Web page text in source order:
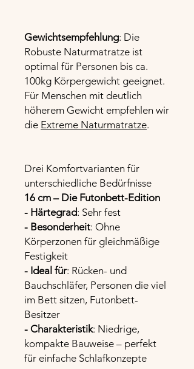
Gewichtsempfehlung: Die
Robuste Naturmatratze ist
optimal für Personen bis ca.
100kg Körpergewicht geeignet.
Für Menschen mit deutlich
höherem Gewicht empfehlen wir
die Extreme Naturmatratze.
Drei Komfortvarianten für
unterschiedliche Bedürfnisse
16 cm – Die Futonbett-Edition
- Härtegrad: Sehr fest
- Besonderheit: Ohne
Körperzonen für gleichmäßige
Festigkeit
- Ideal für: Rücken- und
Bauchschläfer, Personen die viel
im Bett sitzen, Futonbett-
Besitzer
- Charakteristik: Niedrige,
kompakte Bauweise – perfekt
für einfache Schlafkonzepte